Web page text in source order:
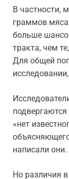
В частности,
граммов
больше
тракта, чем
Для общей
«нет
написали они.
Но различия